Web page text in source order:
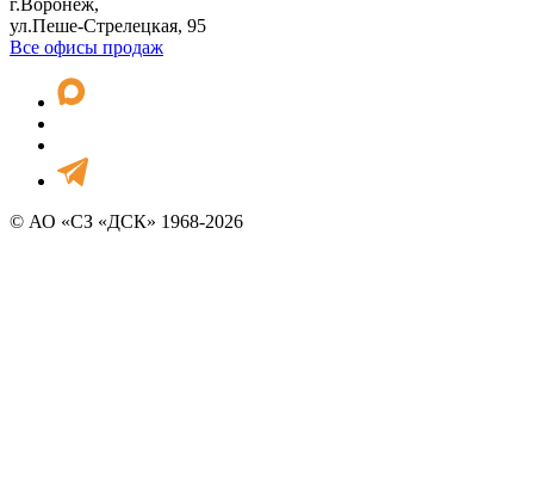
ул.Пеше-Стрелецкая, 95
Все офисы продаж
© АО «СЗ «ДСК» 1968-2026